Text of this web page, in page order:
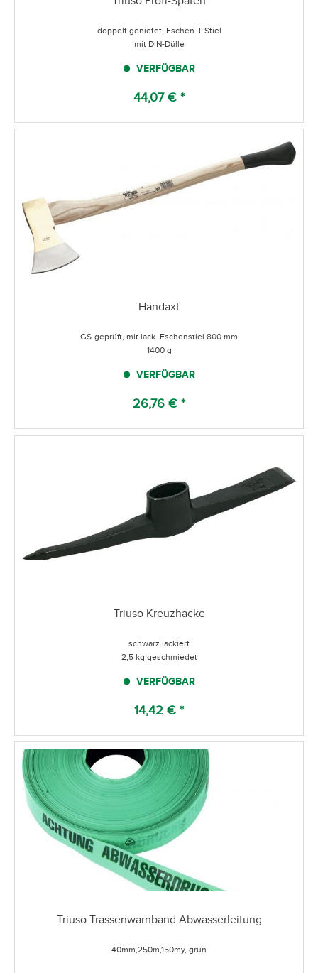
doppelt genietet, Eschen-T-Stiel
mit DIN-Dülle
VERFÜGBAR
44,07 € *
Handaxt
GS-geprüft, mit lack. Eschenstiel 800 mm
1400 g
VERFÜGBAR
26,76 € *
Triuso Kreuzhacke
schwarz lackiert
2,5 kg geschmiedet
VERFÜGBAR
14,42 € *
Triuso Trassenwarnband Abwasserleitung
40mm,250m,150my, grün